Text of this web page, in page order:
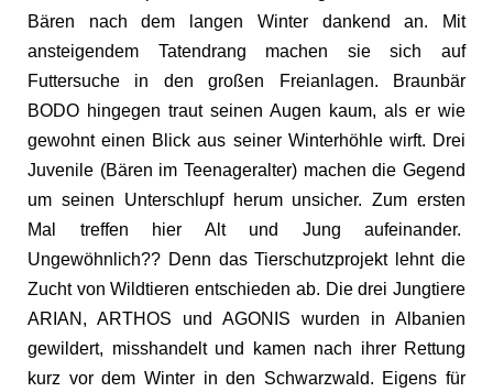
Bären nach dem langen Winter dankend an. Mit
ansteigendem Tatendrang machen sie sich auf
Futtersuche in den großen Freianlagen. Braunbär
BODO hingegen traut seinen Augen kaum, als er wie
gewohnt einen Blick aus seiner Winterhöhle wirft. Drei
Juvenile (Bären im Teenageralter) machen die Gegend
um seinen Unterschlupf herum unsicher. Zum ersten
Mal treffen hier Alt und Jung aufeinander.
Ungewöhnlich?? Denn das Tierschutzprojekt lehnt die
Zucht von Wildtieren entschieden ab. Die drei Jungtiere
ARIAN, ARTHOS und AGONIS wurden in Albanien
gewildert, misshandelt und kamen nach ihrer Rettung
kurz vor dem Winter in den Schwarzwald. Eigens für